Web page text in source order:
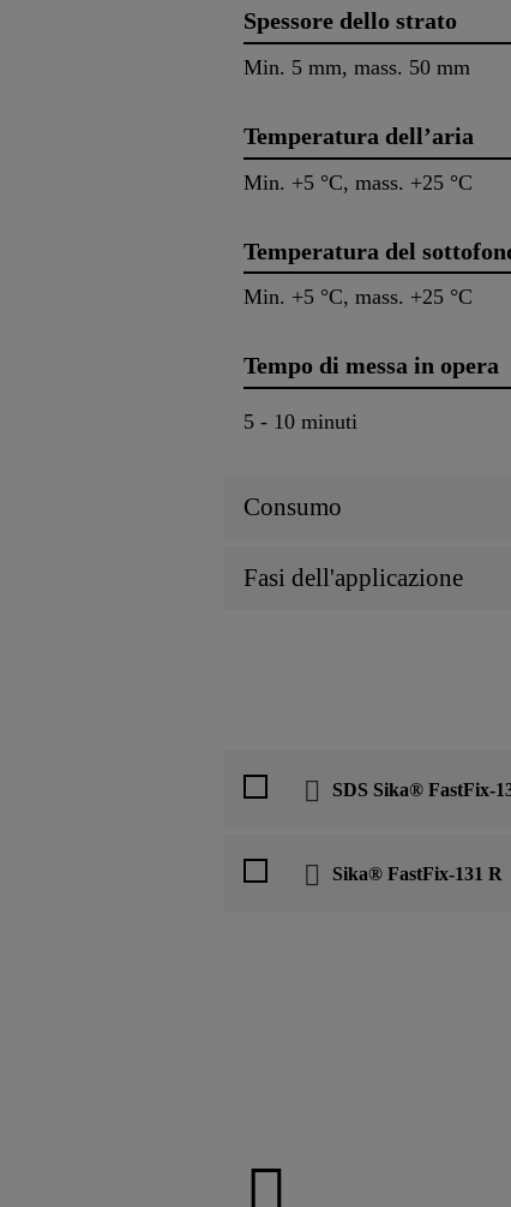
Spessore dello strato
Min. 5 mm, mass. 50 mm
Temperatura dell’aria
Min. +5 °C, mass. +25 °C
Temperatura del
Min. +5 °C, mass. +25 °C
Tempo di messa in opera
5 - 10 minuti
Consumo
Fasi dell'applicazione
SDS Sika® FastFix-
Sika® FastFix-131 R